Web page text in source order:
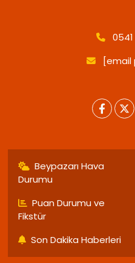
0541
Beypazarı Hava
Durumu
Puan Durumu ve
Fikstür
Son Dakika Haberleri